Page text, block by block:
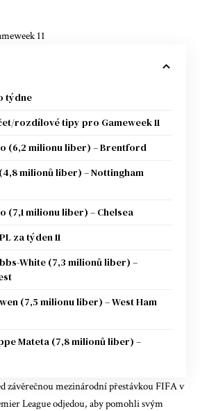
11
týdne
rozdílové tipy pro Gameweek 11
(6,2 milionu liber) – Brentford
milionů liber) – Nottingham
(7,1 milionu liber) – Chelsea
za týden 11
White (7,3 milionů liber) –
(7,5 milionu liber) – West Ham
Mateta (7,8 milionů liber) –
závěrečnou mezinárodní přestávkou FIFA v
League odjedou, aby pomohli svým